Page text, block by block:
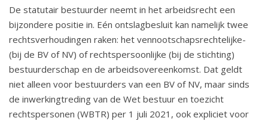
De statutair bestuurder neemt in het arbeidsrecht een
bijzondere positie in. Eén ontslagbesluit kan namelijk twee
rechtsverhoudingen raken: het vennootschapsrechtelijke-
(bij de BV of NV) of rechtspersoonlijke (bij de stichting)
bestuurderschap en de arbeidsovereenkomst. Dat geldt
niet alleen voor bestuurders van een BV of NV, maar sinds
de inwerkingtreding van de Wet bestuur en toezicht
rechtspersonen (WBTR) per 1 juli 2021, ook expliciet voor